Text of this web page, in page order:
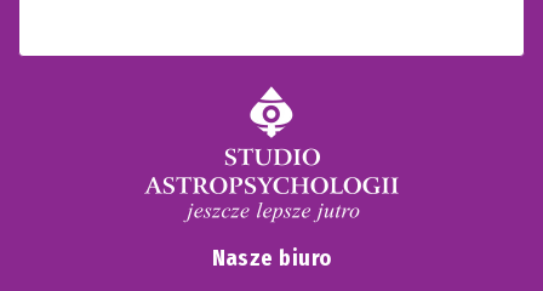
Nasze biuro